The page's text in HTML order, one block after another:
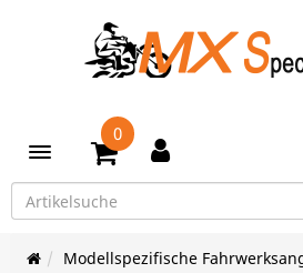
Toggle navigation
0
Modellspezifische